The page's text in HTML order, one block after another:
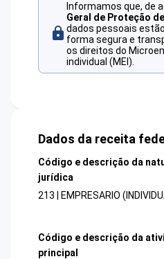
Informamos que, de
Geral de Proteção
dados pessoais
forma segura e
os direitos do
individual (MEI).
Dados da receita
Código e descrição da
jurídica
213 | EMPRESARIO
Código e descrição da
principal